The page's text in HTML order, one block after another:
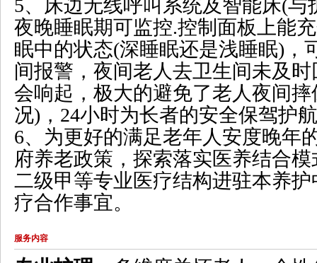
5、床边无线呼叫系统及智能床(与
夜晚睡眠期可监控.控制面板上能
眠中的状态(深睡眠还是浅睡眠)，
间报警，夜间老人去卫生间未及
会响起，极大的避免了老人夜间
况)，24小时为长者的安全保驾护
6、为更好的满足老年人安度晚年
府养老政策，探索落实医养结合
二级甲等专业医疗结构进驻本养
疗合作事宜。
服务内容